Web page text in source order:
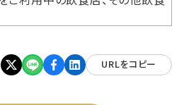
URLをコピー